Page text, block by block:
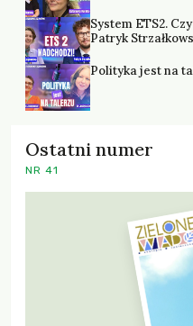
System ETS2.
Patryk
Polityka jest na
Ostatni numer
NR 41